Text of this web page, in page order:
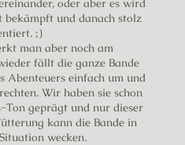
oder aber es wird
bekämpft und danach stolz
;)
man aber noch am
fällt die ganze Bande
Abenteuers einfach um und
Wir haben sie schon
Ton geprägt und nur dieser
kann die Bande in
wecken.